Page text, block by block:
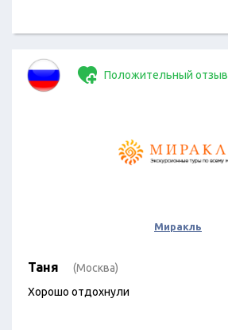
Положительный отзыв
Миракль
Таня (Москва)
Хорошо отдохнули